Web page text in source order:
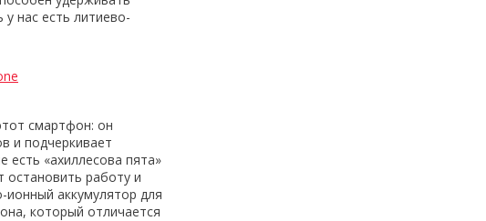
нас есть литиево-
смартфон: он
и подчеркивает
«ахиллесова пята»
остановить работу и
аккумулятор для
который отличается